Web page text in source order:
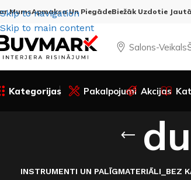
Skip to navigation
Skip to main content
MumsApmaksa Un PiegādeBiežāk Uzdotie
Salons-Veikals
Kategorijas Pakalpojumi Akcijas
INSTRUMENTI UN PALĪGMATERIĀLI _BEZ